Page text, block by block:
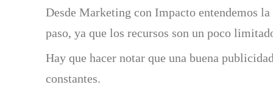
Desde Marketing con Impacto entendemos
paso, ya que los recursos son un poco
Hay que hacer notar que una buena
constantes.